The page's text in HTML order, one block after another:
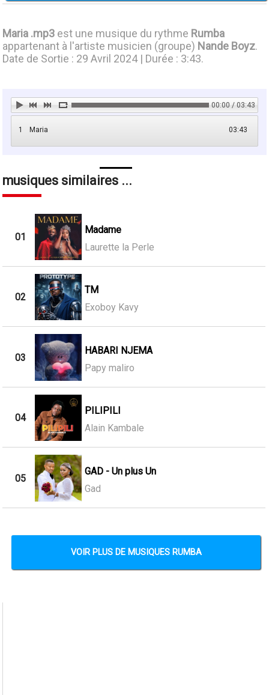
Maria .mp3 est une musique du rythme Rumba
appartenant à l'artiste musicien (groupe) Nande Boyz.
Date de Sortie : 29 Avril 2024 | Durée : 3:43.
00:00 / 03:43
1 03:43
Maria
musiques similaires ...
01
Madame
Laurette la Perle
02
TM
Exoboy Kavy
03
HABARI NJEMA
Papy maliro
04
PILIPILI
Alain Kambale
05
GAD - Un plus Un
Gad
VOIR PLUS DE MUSIQUES RUMBA